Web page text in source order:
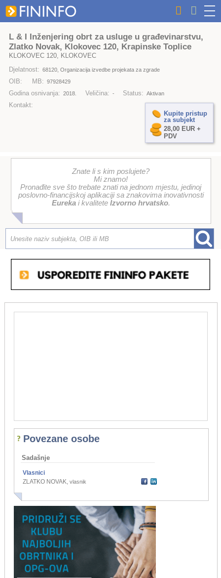
L & I Inženjering obrt za usluge u građevinarstvu,
Zlatko Novak, Klokovec 120, Krapinske Toplice
KLOKOVEC 120, KLOKOVEC
Djelatnost: 68120, Organizacija izvedbe projekata za zgrade
OIB: MB: 97928429
Godina osnivanja: 2018. Veličina: - Status: Aktivan
Kontakt:
Kupite pristup
za subjekt
28,00 EUR +
PDV
Znate li s kim poslujete?
Mi znamo!
Pronađite sve što trebate znati na jednom mjestu, jedinoj
poslovno-financijskoj aplikaciji sa znakovima inovativnosti
Eurekai kvalitete Izvorno hrvatsko.
Povezane osobe
Sadašnje
Vlasnici
ZLATKO NOVAK, vlasnik